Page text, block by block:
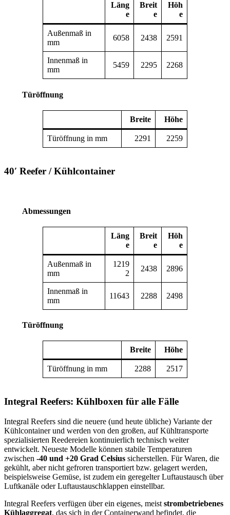
Läng
e
Breit
e
Höh
e
Außenmaß in
mm
6058 2438 2591
Innenmaß in
mm
5459 2295 2268
Türöffnung
Breite Höhe
Türöffnung in mm 2291 2259
40′ Reefer / Kühlcontainer
Abmessungen
Läng
e
Breit
e
Höh
e
Außenmaß in
mm
1219
2
2438 2896
Innenmaß in
mm
11643 2288 2498
Türöffnung
Breite Höhe
Türöffnung in mm 2288 2517
Integral Reefers: Kühlboxen für alle Fälle
Integral Reefers sind die neuere (und heute übliche) Variante der
Kühlcontainer und werden von den großen, auf Kühltransporte
spezialisierten Reedereien kontinuierlich technisch weiter
entwickelt. Neueste Modelle können stabile Temperaturen
zwischen -40 und +20 Grad Celsius sicherstellen. Für Waren, die
gekühlt, aber nicht gefroren transportiert bzw. gelagert werden,
beispielsweise Gemüse, ist zudem ein geregelter Luftaustausch über
Luftkanäle oder Luftaustauschklappen einstellbar.
Integral Reefers verfügen über ein eigenes, meist strombetriebenes
Kühlaggregat, das sich in der Containerwand befindet, die